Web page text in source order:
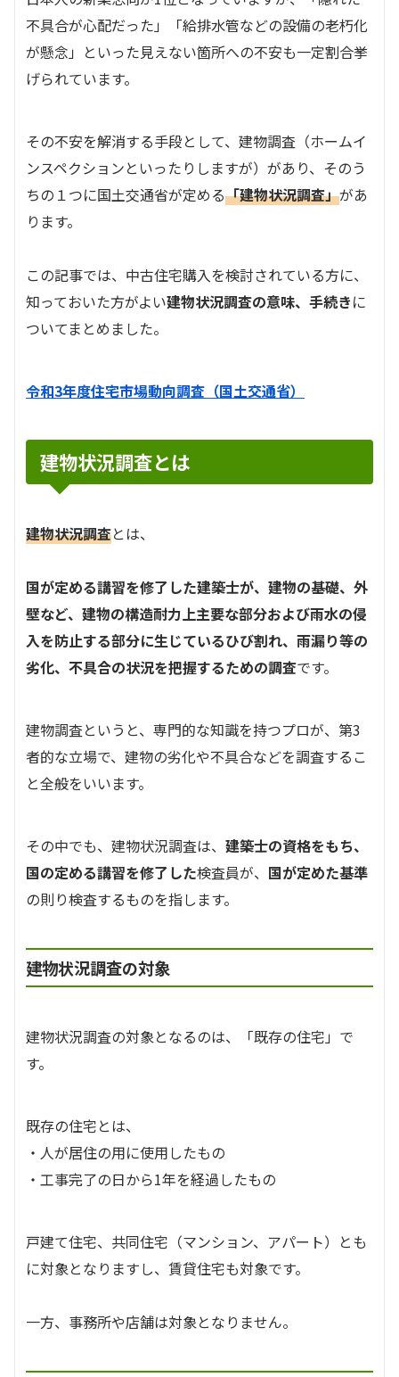
不具合が心配だった」「給排水管などの設備の老朽化
が懸念」といった見えない箇所への不安も一定割合挙
げられています。
その不安を解消する手段として、建物調査（ホームイ
ンスペクションといったりしますが）があり、そのう
ちの１つに国土交通省が定める「建物状況調査」があ
ります。
この記事では、中古住宅購入を検討されている方に、
知っておいた方がよい建物状況調査の意味、手続きに
ついてまとめました。
令和3年度住宅市場動向調査（国土交通省）
建物状況調査とは
建物状況調査とは、
国が定める講習を修了した建築士が、建物の基礎、外
壁など、建物の構造耐力上主要な部分および雨水の侵
入を防止する部分に生じているひび割れ、雨漏り等の
劣化、不具合の状況を把握するための調査です。
建物調査というと、専門的な知識を持つプロが、第3
者的な立場で、建物の劣化や不具合などを調査するこ
と全般をいいます。
その中でも、建物状況調査は、 建築士の資格をもち、
国の定める講習を修了した検査員が、 国が定めた基準
の則り検査するものを指します。
建物状況調査の対象
建物状況調査の対象となるのは、「既存の住宅」で
す。
既存の住宅とは、
・人が居住の用に使用したもの
・工事完了の日から1年を経過したもの
戸建て住宅、共同住宅（マンション、アパート）とも
に対象となりますし、賃貸住宅も対象です。
一方、事務所や店舗は対象となりません。